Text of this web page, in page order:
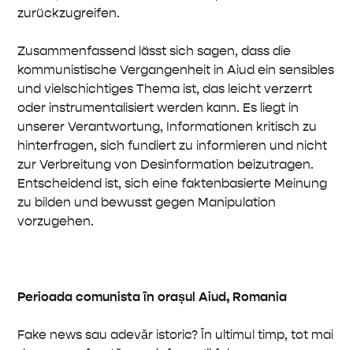
zurückzugreifen.
Zusammenfassend lässt sich sagen, dass die
kommunistische Vergangenheit in Aiud ein sensibles
und vielschichtiges Thema ist, das leicht verzerrt
oder instrumentalisiert werden kann. Es liegt in
unserer Verantwortung, Informationen kritisch zu
hinterfragen, sich fundiert zu informieren und nicht
zur Verbreitung von Desinformation beizutragen.
Entscheidend ist, sich eine faktenbasierte Meinung
zu bilden und bewusst gegen Manipulation
vorzugehen.
Perioada comunista în orașul Aiud, Romania
Fake news sau adevăr istoric? În ultimul timp, tot mai